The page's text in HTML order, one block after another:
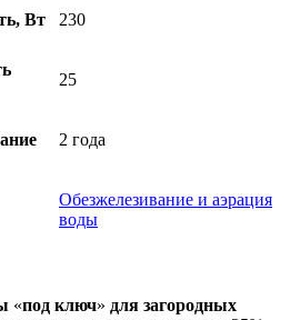
Вт 230
25
2 года
Обезжелезивание и аэрация
воды
«под ключ» для загородных